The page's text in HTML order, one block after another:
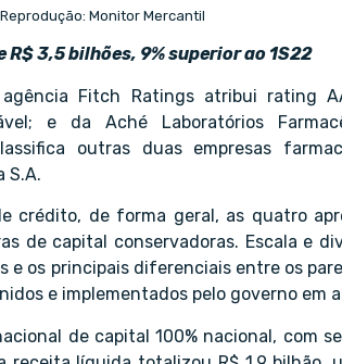
Monitor Mercantil
3,5 bilhões, 9% superior ao 1S22
Fitch Ratings atribui rating
e da Aché Laboratórios
outras duas empresas
S.A.
crédito, de forma geral, as quatro
de capital conservadoras. Escala e
os principais diferenciais entre os
e implementados pelo governo em
de capital 100% nacional, com